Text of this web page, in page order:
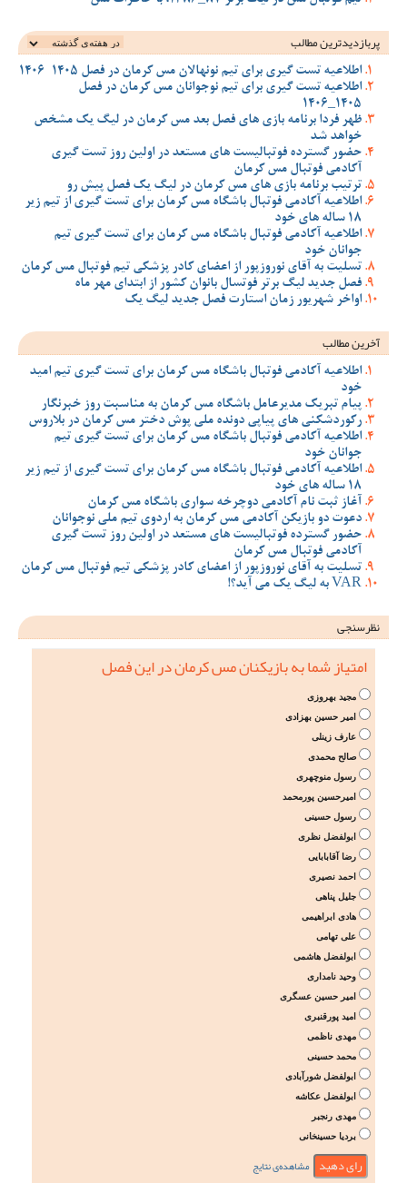
پربازدیدترین‌ مطالب
اطلاعیه تست گیری برای تیم نونهالان مس کرمان در فصل 1405-1406
اطلاعیه تست گیری برای تیم نوجوانان مس کرمان در فصل
1405_1406
ظهر فردا برنامه بازی های فصل بعد مس کرمان در لیگ یک مشخص
خواهد شد
حضور گسترده فوتبالیست های مستعد در اولین روز تست گیری
آکادمی فوتبال مس کرمان
ترتیب برنامه بازی های مس کرمان در لیگ یک فصل پیش رو
اطلاعیه آکادمی فوتبال باشگاه مس کرمان برای تست گیری از تیم زیر
18 ساله های خود
اطلاعیه آکادمی فوتبال باشگاه مس کرمان برای تست گیری تیم
جوانان خود
تسلیت به آقای نوروزپور از اعضای کادر پزشکی تیم فوتبال مس کرمان
فصل جدید لیگ برتر فوتسال بانوان کشور از ابتدای مهر ماه
اواخر شهریور زمان استارت فصل جدید لیگ یک
آخرین مطالب
اطلاعیه آکادمی فوتبال باشگاه مس کرمان برای تست گیری تیم امید
خود
پیام تبریک مدیرعامل باشگاه مس کرمان به مناسبت روز خبرنگار
رکوردشکنی های پیاپی دونده ملی پوش دختر مس کرمان در بلاروس
اطلاعیه آکادمی فوتبال باشگاه مس کرمان برای تست گیری تیم
جوانان خود
اطلاعیه آکادمی فوتبال باشگاه مس کرمان برای تست گیری از تیم زیر
18 ساله های خود
آغاز ثبت نام آکادمی دوچرخه سواری باشگاه مس کرمان
دعوت دو بازیکن آکادمی مس کرمان به اردوی تیم ملی نوجوانان
حضور گسترده فوتبالیست های مستعد در اولین روز تست گیری
آکادمی فوتبال مس کرمان
تسلیت به آقای نوروزپور از اعضای کادر پزشکی تیم فوتبال مس کرمان
VAR به لیگ یک می آید؟!
نظرسنجی
امتیاز شما به بازیکنان مس کرمان در این فصل
مجید بهروزی
امیر حسین بهزادی
عارف زینلی
صالح محمدی
رسول منوچهری
امیرحسین پورمحمد
رسول حسینی
ابولفضل نظری
رضا آقابابایی
احمد نصیری
جلیل پناهی
هادی ابراهیمی
علی تهامی
ابولفضل هاشمی
وحید نامداری
امیر حسین عسگری
امید پورقنبری
مهدی ناظمی
محمد حسینی
ابولفضل شورآبادی
ابولفضل عکاشه
مهدی رنجبر
بردیا حسینخانی
مشاهده‌ی نتایج